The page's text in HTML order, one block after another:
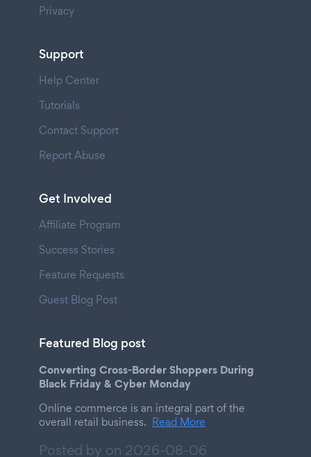
Privacy
Support
Help Center
Tutorials
Contact Support
Report Abuse
Get Involved
Affiliate Program
Success Stories
Feature Requests
Guest Blog Post
Featured Blog post
Converting Cross-Border Shoppers During
Black Friday & Cyber Monday
Online commerce is an integral part of the
overall retail business. Read More
Posted by on 2026-08-06